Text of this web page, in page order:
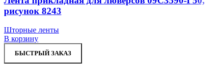
рисунок 8243
Шторные ленты
В корзину
БЫСТРЫЙ ЗАКАЗ